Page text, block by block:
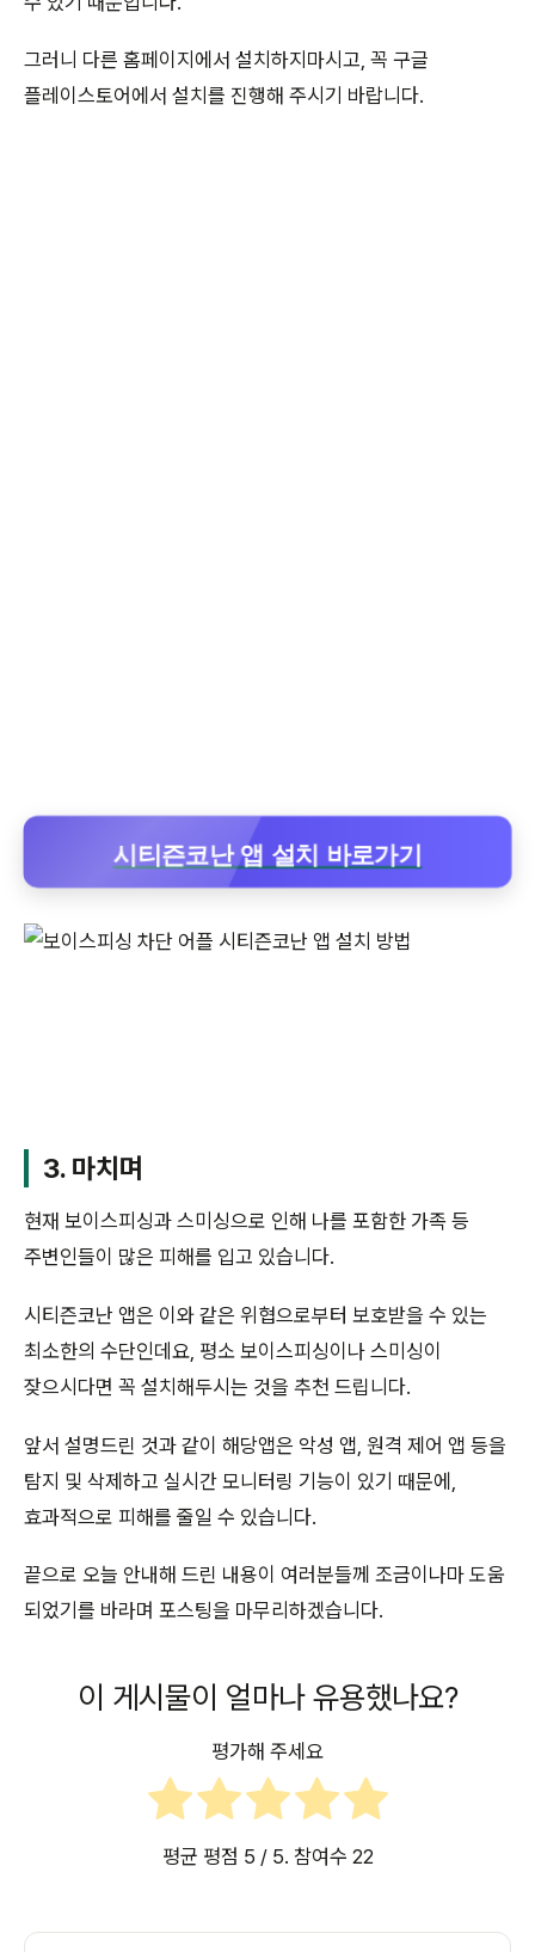
그러니 다른 홈페이지에서 설치하지마시고, 꼭 구글
플레이스토어에서 설치를 진행해 주시기 바랍니다.
시티즌코난 앱 설치 바로가기
3. 마치며
현재 보이스피싱과 스미싱으로 인해 나를 포함한 가족 등
주변인들이 많은 피해를 입고 있습니다.
시티즌코난 앱은 이와 같은 위협으로부터 보호받을 수 있는
최소한의 수단인데요, 평소 보이스피싱이나 스미싱이
잦으시다면 꼭 설치해두시는 것을 추천 드립니다.
앞서 설명드린 것과 같이 해당앱은 악성 앱, 원격 제어 앱 등을
탐지 및 삭제하고 실시간 모니터링 기능이 있기 때문에,
효과적으로 피해를 줄일 수 있습니다.
끝으로 오늘 안내해 드린 내용이 여러분들께 조금이나마 도움
되었기를 바라며 포스팅을 마무리하겠습니다.
이 게시물이 얼마나 유용했나요?
평가해 주세요
평균 평점 5 / 5. 참여수 22